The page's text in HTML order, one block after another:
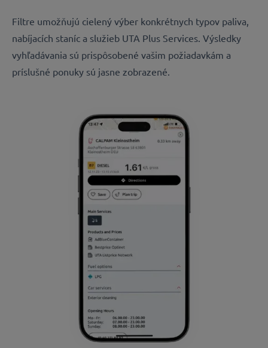
Filtre umožňujú cielený výber konkrétnych typov paliva,
nabíjacích staníc a služieb UTA Plus Services. Výsledky
vyhľadávania sú prispôsobené vašim požiadavkám a
príslušné ponuky sú jasne zobrazené.